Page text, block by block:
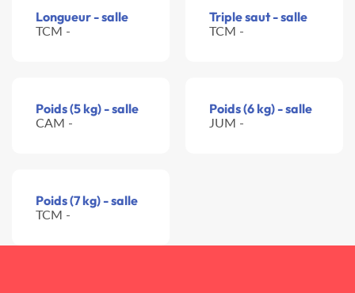
Longueur - salle
TCM -
Triple saut - salle
TCM -
Poids (5 kg) - salle
CAM -
Poids (6 kg) - salle
JUM -
Poids (7 kg) - salle
TCM -